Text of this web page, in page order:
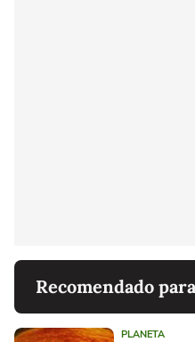
Recomendado
PLANETA